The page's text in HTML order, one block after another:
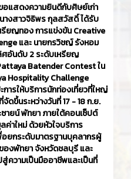
อแสดงความยินดีกับศิษย์เก่า
างสาวจิธิพร กุลสวัสดิ์ ได้รับ
รียญทอง การแข่งขัน Creative
และ นายกรวิชญ์ รังหอม
ศอันดับ 2 ระดับเหรียญ
Batender Contest ใน
Hospitality Challenge
ารให้บริการนักท่องเที่ยวที่ใหญ่
ดขึ้นระหว่างวันที่ 17 - 18 ก.ย.
ายน์ พัทยา ภายใต้คอนเซ็ปต์
าใหม่ ด้วยหัวใจบริการ
อยกระดับมาตรฐานบุคลากรผู้
องพัทยา จังหวัดชลบุรี และ
สู่ความเป็นมืออาชีพและเป็นที่